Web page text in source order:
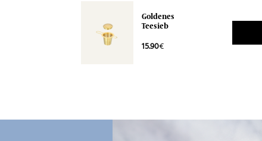
Goldenes
Teesieb
15.90€